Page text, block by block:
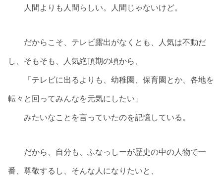
人間よりも人間らしい。人間じゃないけど。
だからこそ、テレビ露出がなくとも、人気は不動だ
し、そもそも、人気絶頂期の頃から、
「テレビに出るよりも、幼稚園、保育園とか、各地を
転々と回ってみんなを元気にしたい」
みたいなことを言っていたのを記憶している。
だから、自分も、ふなっしーが歴史の中の人物で一
番、尊敬するし、そんな人になりたいと、